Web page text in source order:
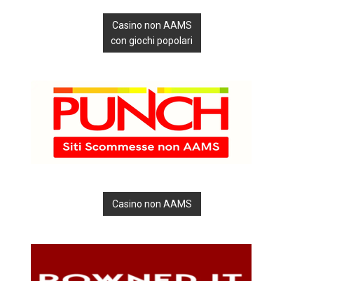
Casino non AAMS
con giochi popolari
Casino non AAMS